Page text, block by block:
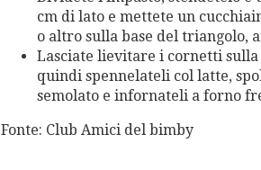
cm di lato e mettete un
o altro sulla base del triangolo,
Lasciate lievitare i cornetti
quindi spennelateli col latte,
semolato e infornateli a forno
Fonte: Club Amici del bimby